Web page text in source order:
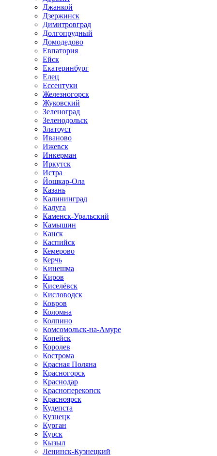
Джанкой
Дзержинск
Димитровград
Долгопрудный
Домодедово
Евпатория
Ейск
Екатеринбург
Елец
Ессентуки
Железногорск
Жуковский
Зеленоград
Зеленодольск
Златоуст
Иваново
Ижевск
Инкерман
Иркутск
Истра
Йошкар-Ола
Казань
Калининград
Калуга
Каменск-Уральский
Камышин
Канск
Каспийск
Кемерово
Керчь
Кинешма
Киров
Киселёвск
Кисловодск
Ковров
Коломна
Колпино
Комсомольск-на-Амуре
Копейск
Королев
Кострома
Красная Поляна
Красногорск
Краснодар
Красноперекопск
Красноярск
Кудепста
Кузнецк
Курган
Курск
Кызыл
Ленинск-Кузнецкий